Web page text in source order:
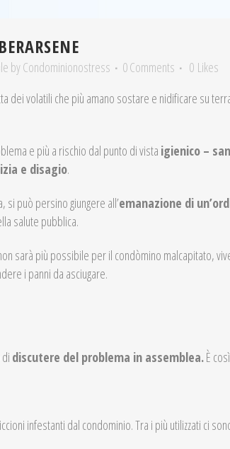
byCondominionostress 0 Comments 0 Likes
dei volatili che più amano sostare e nidificare su
e più a rischio dal punto di vista igienico –
e disagio.
può persino giungere all’emanazione di
salute pubblica.
sarà più possibile per il condòmino malcapitato,
i panni da asciugare.
discutere del problema in assemblea.È
infestanti dal condominio. Tra i più utilizzati ci